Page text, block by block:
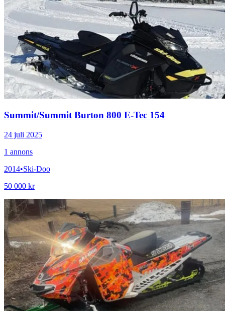
Summit/Summit Burton 800 E-Tec 154
24 juli 2025
1 annons
2014•Ski-Doo
50 000 kr